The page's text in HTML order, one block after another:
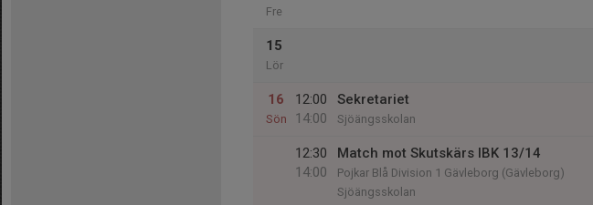
Fre
15
Lör
16
Sön
12:00
14:00
Sekretariet
Sjöängsskolan
12:30
14:00
Match mot Skutskärs IBK 13/14
Pojkar Blå Division 1 Gävleborg (Gävleborg)
Sjöängsskolan